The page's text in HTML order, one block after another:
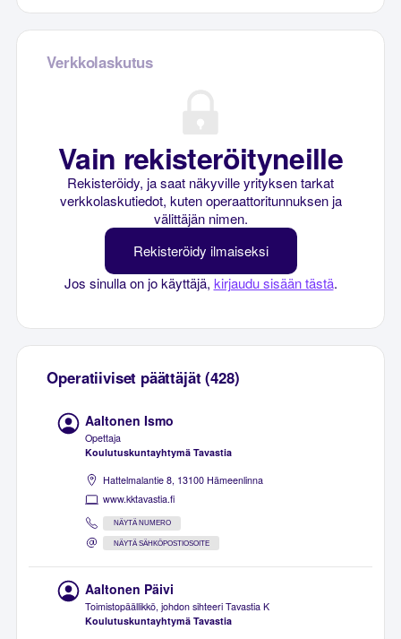
Verkkolaskutus
Vain rekisteröityneille
Rekisteröidy, ja saat näkyville yrityksen tarkat
verkkolaskutiedot, kuten operaattoritunnuksen ja
välittäjän nimen.
Rekisteröidy ilmaiseksi
Jos sinulla on jo käyttäjä, kirjaudu sisään tästä.
Operatiiviset päättäjät (428)
Aaltonen Ismo
Opettaja
Koulutuskuntayhtymä Tavastia
Hattelmalantie 8, 13100 Hämeenlinna
www.kktavastia.fi
NÄYTÄ NUMERO
NÄYTÄ SÄHKÖPOSTIOSOITE
Aaltonen Päivi
Toimistopäällikkö, johdon sihteeri Tavastia K
Koulutuskuntayhtymä Tavastia